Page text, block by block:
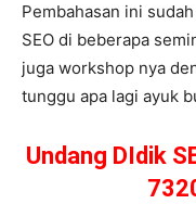
Pembahasan ini
SEO di beberapa
juga workshop nya
tunggu apa lagi ayuk
Undang DIdik